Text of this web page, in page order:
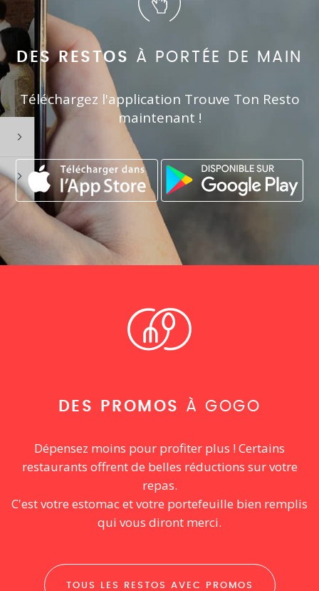
DES RESTOS À PORTÉE DE MAIN
Téléchargez l'application Trouve Ton Resto
maintenant !
DES PROMOS À GOGO
Dépensez moins pour profiter plus ! Certains
restaurants offrent de belles réductions sur votre
repas.
C'est votre estomac et votre portefeuille bien remplis
qui vous diront merci.
TOUS LES RESTOS AVEC PROMOS